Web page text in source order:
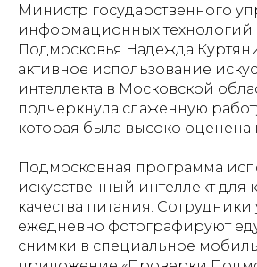
Министр государственного
информационных технологий
Подмосковья Надежда
активное использование
интеллекта в Московской
подчеркнула слаженную
которая была высоко оценена
Подмосковная программа
искусственный интеллект для
качества питания.
ежедневно фотографируют
снимки в специальное